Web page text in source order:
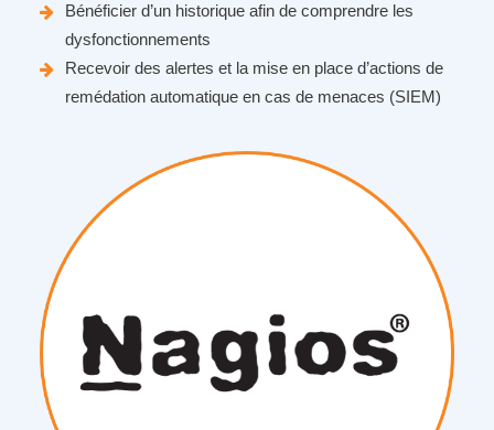
Bénéficier d’un historique afin de comprendre les
dysfonctionnements
Recevoir des alertes et la mise en place d’actions de
remédation automatique en cas de menaces (SIEM)